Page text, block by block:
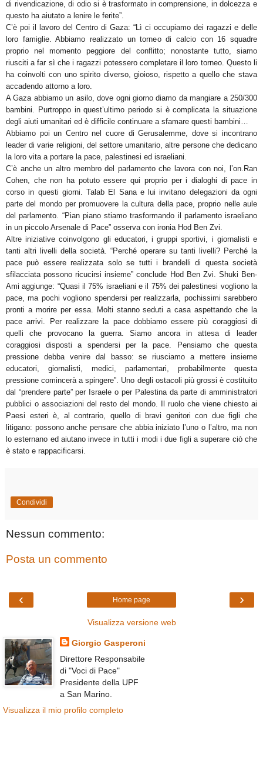
di rivendicazione, di odio si è trasformato in comprensione, in dolcezza e
questo ha aiutato a lenire le ferite”.
C’è poi il lavoro del Centro di Gaza: “Lì ci occupiamo dei ragazzi e delle
loro famiglie. Abbiamo realizzato un torneo di calcio con 16 squadre
proprio nel momento peggiore del conflitto; nonostante tutto, siamo
riusciti a far sì che i ragazzi potessero completare il loro torneo. Questo li
ha coinvolti con uno spirito diverso, gioioso, rispetto a quello che stava
accadendo attorno a loro.
A Gaza abbiamo un asilo, dove ogni giorno diamo da mangiare a 250/300
bambini. Purtroppo in quest’ultimo periodo si è complicata la situazione
degli aiuti umanitari ed è difficile continuare a sfamare questi bambini…
Abbiamo poi un Centro nel cuore di Gerusalemme, dove si incontrano
leader di varie religioni, del settore umanitario, altre persone che dedicano
la loro vita a portare la pace, palestinesi ed israeliani.
C’è anche un altro membro del parlamento che lavora con noi, l’on.Ran
Cohen, che non ha potuto essere qui proprio per i dialoghi di pace in
corso in questi giorni. Talab El Sana e lui invitano delegazioni da ogni
parte del mondo per promuovere la cultura della pace, proprio nelle aule
del parlamento. “Pian piano stiamo trasformando il parlamento israeliano
in un piccolo Arsenale di Pace” osserva con ironia Hod Ben Zvi.
Altre iniziative coinvolgono gli educatori, i gruppi sportivi, i giornalisti e
tanti altri livelli della società. “Perché operare su tanti livelli? Perché la
pace può essere realizzata solo se tutti i brandelli di questa società
sfilacciata possono ricucirsi insieme” conclude Hod Ben Zvi. Shuki Ben-
Ami aggiunge: “Quasi il 75% israeliani e il 75% dei palestinesi vogliono la
pace, ma pochi vogliono spendersi per realizzarla, pochissimi sarebbero
pronti a morire per essa. Molti stanno seduti a casa aspettando che la
pace arrivi. Per realizzare la pace dobbiamo essere più coraggiosi di
quelli che provocano la guerra. Siamo ancora in attesa di leader
coraggiosi disposti a spendersi per la pace. Pensiamo che questa
pressione debba venire dal basso: se riusciamo a mettere insieme
educatori, giornalisti, medici, parlamentari, probabilmente questa
pressione comincerà a spingere”. Uno degli ostacoli più grossi è costituito
dal “prendere parte” per Israele o per Palestina da parte di amministratori
pubblici o associazioni del resto del mondo. Il ruolo che viene chiesto ai
Paesi esteri è, al contrario, quello di bravi genitori con due figli che
litigano: possono anche pensare che abbia iniziato l’uno o l’altro, ma non
lo esternano ed aiutano invece in tutti i modi i due figli a superare ciò che
è stato e rappacificarsi.
Condividi
Nessun commento:
Posta un commento
‹ ›
Home page
Visualizza versione web
Giorgio Gasperoni
Direttore Responsabile
di "Voci di Pace"
Presidente della UPF
a San Marino.
Visualizza il mio profilo completo